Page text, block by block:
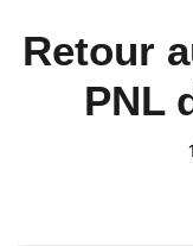
Retour
PNL